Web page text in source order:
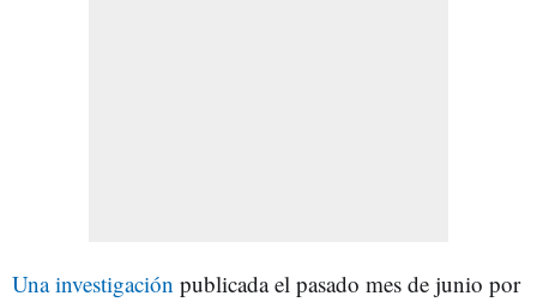
Una investigación publicada el pasado mes de junio por